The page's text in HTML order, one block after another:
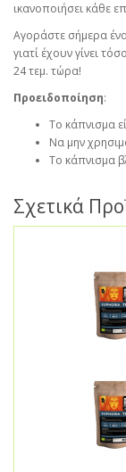
ικανοποιήσει κάθε
Αγοράστε σήμερα
γιατί έχουν γίνει
24 τεμ. τώρα!
Προειδοποίηση:
Το κάπνισμα
Να μην
Το κάπνισμα
Σχετικά